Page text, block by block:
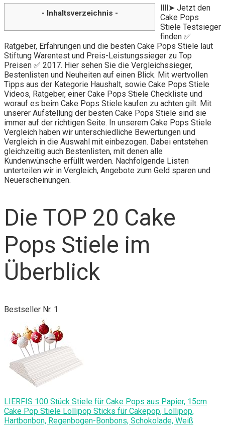
- Inhaltsverzeichnis -
llll➤ Jetzt den
Cake Pops
Stiele Testsieger
finden ✅
Ratgeber, Erfahrungen und die besten Cake Pops Stiele laut
Stiftung Warentest und Preis-Leistungssieger zu Top
Preisen ✅ 2017. Hier sehen Sie die Vergleichssieger,
Bestenlisten und Neuheiten auf einen Blick. Mit wertvollen
Tipps aus der Kategorie Haushalt, sowie Cake Pops Stiele
Videos, Ratgeber, einer Cake Pops Stiele Checkliste und
worauf es beim Cake Pops Stiele kaufen zu achten gilt. Mit
unserer Aufstellung der besten Cake Pops Stiele sind sie
immer auf der richtigen Seite. In unserem Cake Pops Stiele
Vergleich haben wir unterschiedliche Bewertungen und
Vergleich in die Auswahl mit einbezogen. Dabei entstehen
gleichzeitig auch Bestenlisten, mit denen alle
Kundenwünsche erfüllt werden. Nachfolgende Listen
unterteilen wir in Vergleich, Angebote zum Geld sparen und
Neuerscheinungen.
Die TOP 20 Cake
Pops Stiele im
Überblick
Bestseller Nr. 1
LIERFIS 100 Stück Stiele für Cake Pops aus Papier, 15cm
Cake Pop Stiele Lollipop Sticks für Cakepop, Lollipop,
Hartbonbon, Regenbogen-Bonbons, Schokolade, Weiß